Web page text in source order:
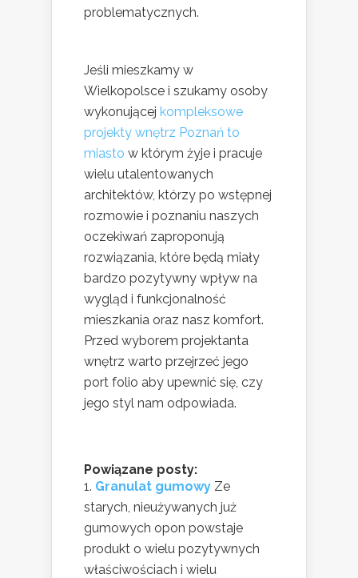
problematycznych.
Jeśli mieszkamy w
Wielkopolsce i szukamy osoby
wykonującej kompleksowe
projekty wnętrz Poznań to
miasto w którym żyje i pracuje
wielu utalentowanych
architektów, którzy po wstępnej
rozmowie i poznaniu naszych
oczekiwań zaproponują
rozwiązania, które będą miały
bardzo pozytywny wpływ na
wygląd i funkcjonalność
mieszkania oraz nasz komfort.
Przed wyborem projektanta
wnętrz warto przejrzeć jego
port folio aby upewnić się, czy
jego styl nam odpowiada.
Powiązane posty:
Granulat gumowy Ze
starych, nieużywanych już
gumowych opon powstaje
produkt o wielu pozytywnych
właściwościach i wielu